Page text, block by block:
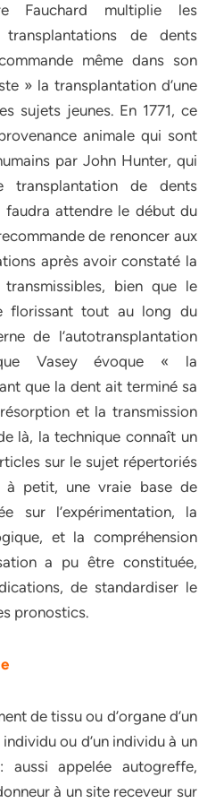
Fauchard multiplie les
de dents
même dans son
» la transplantation d’une
sujets jeunes. En 1771, ce
animale qui sont
par John Hunter, qui
de dents
faudra attendre le début du
de renoncer aux
après avoir constaté la
bien que le
florissant tout au long du
de l’autotransplantation
Vasey évoque « la
que la dent ait terminé sa
et la transmission
là, la technique connaît un
sur le sujet répertoriés
petit, une vraie base de
sur l’expérimentation, la
et la compréhension
a pu être constituée,
de standardiser le
pronostics.
de tissu ou d’organe d’un
ou d’un individu à un
aussi appelée autogreffe,
à un site receveur sur